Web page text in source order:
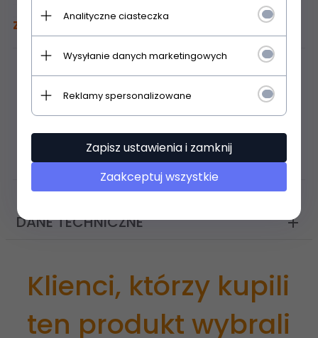
Zestaw Zawiera
Głowica termostatyczna Vario Term Prestige
30 x 1,5
2 x Tuleja maskująca
2 × adapter CU ? 15
DANE TECHNICZNE
Klienci, którzy kupili
ten produkt wybrali
Analityczne ciasteczka
Wysyłanie danych marketingowych
Reklamy spersonalizowane
Zapisz ustawienia i zamknij
Zaakceptuj wszystkie